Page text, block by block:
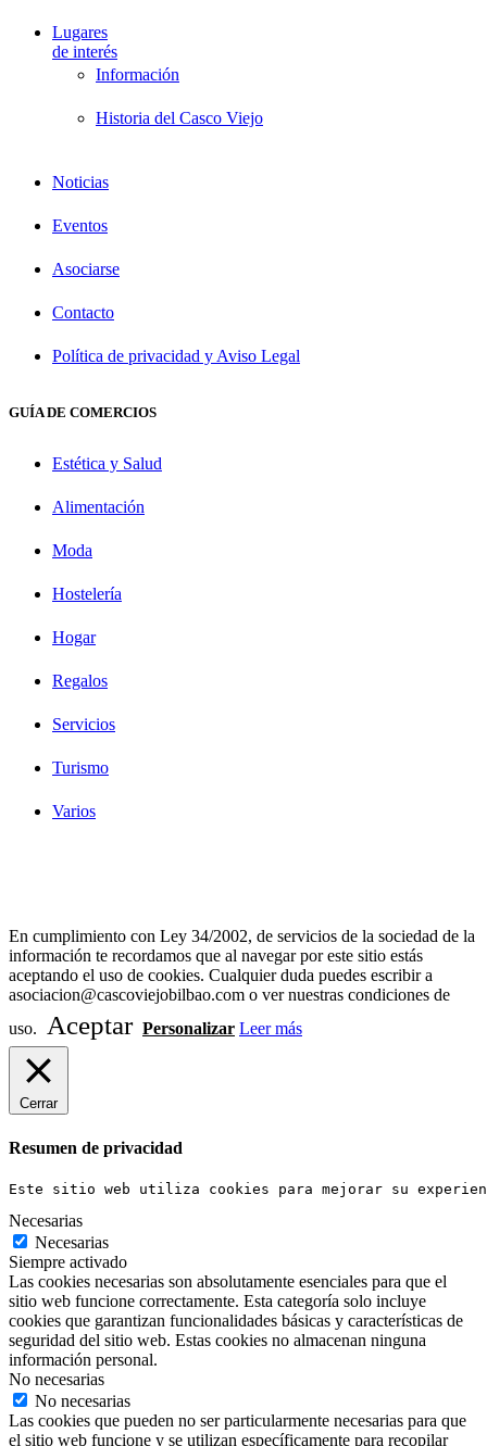
Lugares
de interés
Información
Historia del Casco Viejo
Noticias
Eventos
Asociarse
Contacto
Política de privacidad y Aviso Legal
GUÍA DE COMERCIOS
Estética y Salud
Alimentación
Moda
Hostelería
Hogar
Regalos
Servicios
Turismo
Varios
En cumplimiento con Ley 34/2002, de servicios de la sociedad de la
información te recordamos que al navegar por este sitio estás
aceptando el uso de cookies. Cualquier duda puedes escribir a
asociacion@cascoviejobilbao.com o ver nuestras condiciones de
uso.
Aceptar Personalizar Leer más
Cerrar
Resumen de privacidad
Este sitio web utiliza cookies para mejorar su
Necesarias
Necesarias
Siempre activado
Las cookies necesarias son absolutamente esenciales para que el
sitio web funcione correctamente. Esta categoría solo incluye
cookies que garantizan funcionalidades básicas y características de
seguridad del sitio web. Estas cookies no almacenan ninguna
información personal.
No necesarias
No necesarias
Las cookies que pueden no ser particularmente necesarias para que
el sitio web funcione y se utilizan específicamente para recopilar